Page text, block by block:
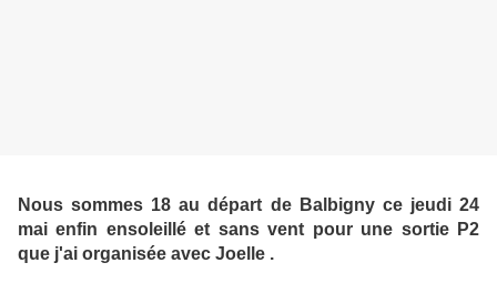
Nous sommes 18 au départ de Balbigny ce jeudi 24
mai enfin ensoleillé et sans vent pour une sortie P2
que j'ai organisée avec Joelle .